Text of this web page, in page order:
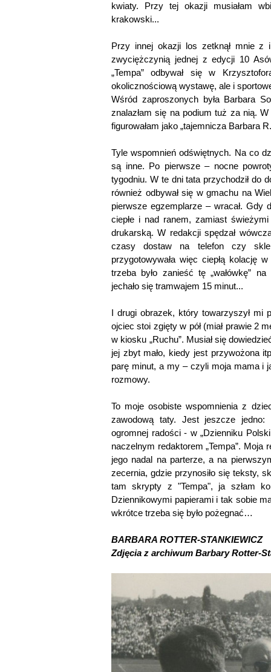
kwiaty. Przy tej okazji musiałam
krakowski...
Przy innej okazji los zetknął mnie z
zwyciężczynią jednej z edycji 10
„Tempa” odbywał się w
okolicznościową wystawę, ale i
Wśród zaproszonych była Barbara
znalazłam się na podium tuż za nią.
figurowałam jako „tajemnicza Barbara
Tyle wspomnień odświętnych. Na co
są inne. Po pierwsze – nocne
tygodniu. W te dni tata przychodził do
również odbywał się w gmachu na
pierwsze egzemplarze – wracał. Gdy
ciepłe i nad ranem, zamiast
drukarską. W redakcji spędzał
czasy dostaw na telefon czy
przygotowywała więc ciepłą kolację
trzeba było zanieść tę „wałówkę”
jechało się tramwajem 15 minut...
I drugi obrazek, który towarzyszył mi
ojciec stoi zgięty w pół (miał prawie 2
w kiosku „Ruchu”. Musiał się
jej zbyt mało, kiedy jest przywożona
parę minut, a my – czyli moja mama i
rozmowy.
To moje osobiste wspomnienia z
zawodową taty. Jest jeszcze
ogromnej radości - w „Dzienniku
naczelnym redaktorem „Tempa”. Moja
jego nadal na parterze, a na
zecernia, gdzie przynosiło się teksty,
tam skrypty z "Tempa", ja szłam
Dziennikowymi papierami i tak sobie
wkrótce trzeba się było pożegnać…
BARBARA ROTTER-STANKIEWICZ
Zdjęcia z archiwum Barbary Rotter-